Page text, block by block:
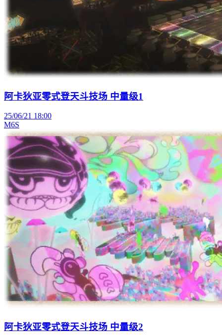
阿卡狄亚零式登天斗技场 中量级1
25/06/21 18:00
M6S
阿卡狄亚零式登天斗技场 中量级2